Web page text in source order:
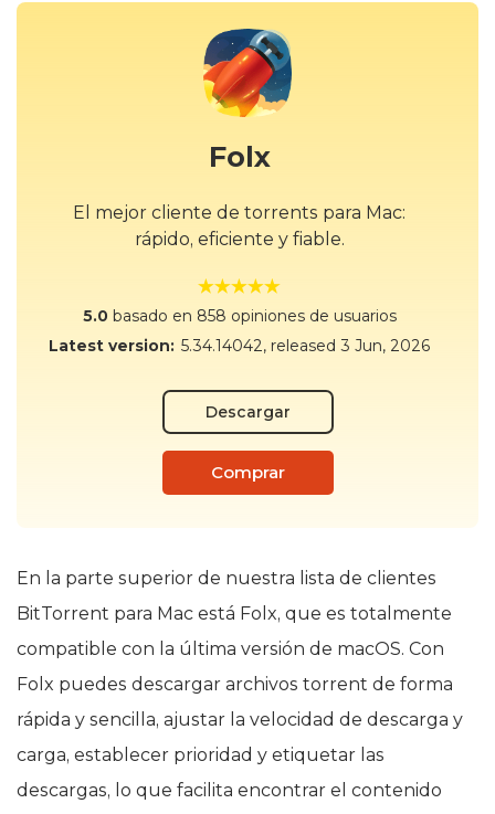
Folx
El mejor cliente de torrents para Mac:
rápido, eficiente y fiable.
5.0 basado en 858 opiniones de usuarios
Latest version: 5.34.14042, released 3 Jun, 2026
Descargar
Comprar
En la parte superior de nuestra lista de clientes
BitTorrent para Mac está Folx, que es totalmente
compatible con la última versión de macOS. Con
Folx puedes descargar archivos torrent de forma
rápida y sencilla, ajustar la velocidad de descarga y
carga, establecer prioridad y etiquetar las
descargas, lo que facilita encontrar el contenido